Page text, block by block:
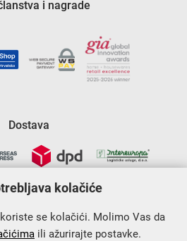
i nagrade
Dostava
kolačiće
se kolačići. Molimo Vas da
ili ažurirajte postavke.